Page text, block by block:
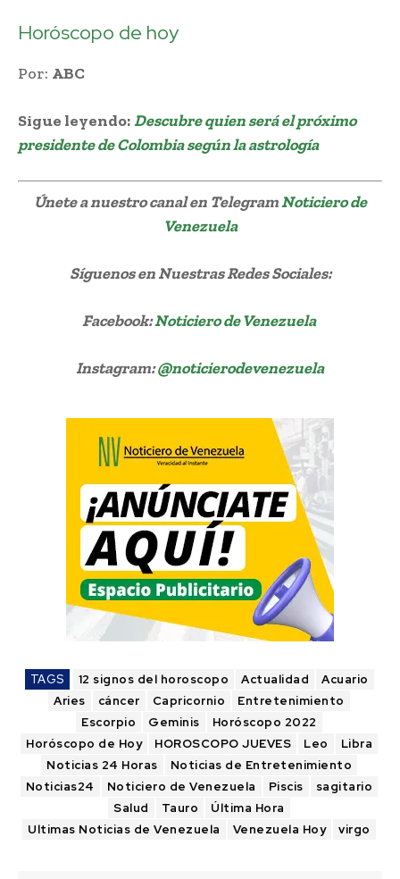
Horóscopo de hoy
Por: ABC
Sigue leyendo:Descubre quien será el próximo
presidente de Colombia según la astrología
Únete a nuestro canal en TelegramNoticiero de
Venezuela
Síguenosen Nuestras Redes Sociales:
Facebook:Noticiero de Venezuela
Instagram:@noticierodevenezuela
TAGS 12 signos del horoscopo Actualidad
Acuario
Aries
cáncer Capricornio
Entretenimiento
Escorpio
Geminis
Horóscopo 2022
Horóscopo de Hoy
HOROSCOPO JUEVES Leo
Libra
Noticias 24 Horas
Noticias de Entretenimiento
Noticias24
Noticiero de Venezuela Piscis
sagitario
Salud
Tauro
Última Hora
Ultimas Noticias de Venezuela
Venezuela Hoy virgo